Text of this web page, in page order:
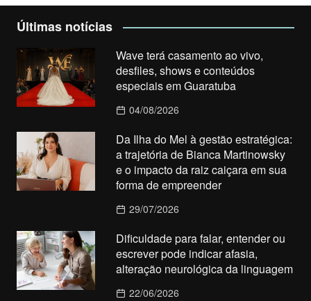
Últimas notícias
Wave terá casamento ao vivo,
desfiles, shows e conteúdos
especiais em Guaratuba
04/08/2026
Da Ilha do Mel à gestão estratégica:
a trajetória de Bianca Martinowsky
e o impacto da raiz caiçara em sua
forma de empreender
29/07/2026
Dificuldade para falar, entender ou
escrever pode indicar afasia,
alteração neurológica da linguagem
22/06/2026